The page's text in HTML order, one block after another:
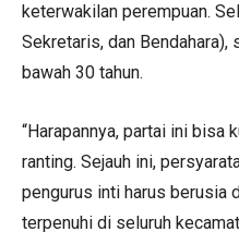
keterwakilan perempuan.
Sekretaris, dan
bawah 30 tahun.
“Harapannya, partai ini bisa
ranting. Sejauh ini,
pengurus inti harus berusia
terpenuhi di seluruh